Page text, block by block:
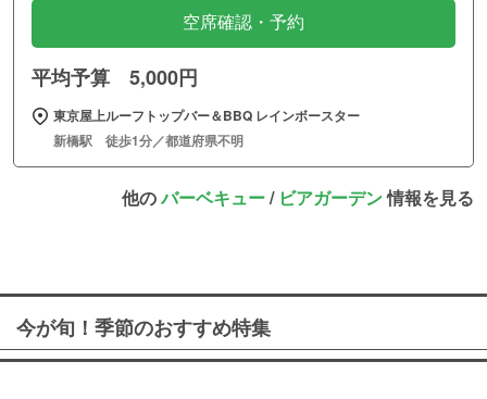
空席確認・予約
平均予算 5,000円
東京屋上ルーフトップバー＆BBQ レインボースター
新橋駅 徒歩1分／都道府県不明
他のバーベキュー/ ビアガーデン情報を見る
今が旬！季節のおすすめ特集